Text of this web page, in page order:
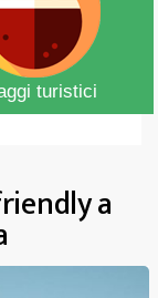
turistici
a